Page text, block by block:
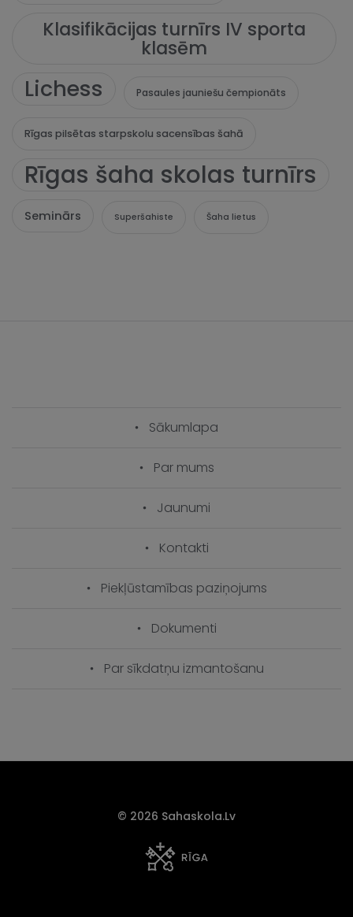
Klasifikācijas turnīrs IV sporta
klasēm
Lichess Pasaules jauniešu čempionāts
Rīgas pilsētas starpskolu sacensības šahā
Rīgas šaha skolas turnīrs
Seminārs Superšahiste Šaha lietus
Sākumlapa
Par mums
Jaunumi
Kontakti
Piekļūstamības paziņojums
Dokumenti
Par sīkdatņu izmantošanu
© 2026 Sahaskola.lv